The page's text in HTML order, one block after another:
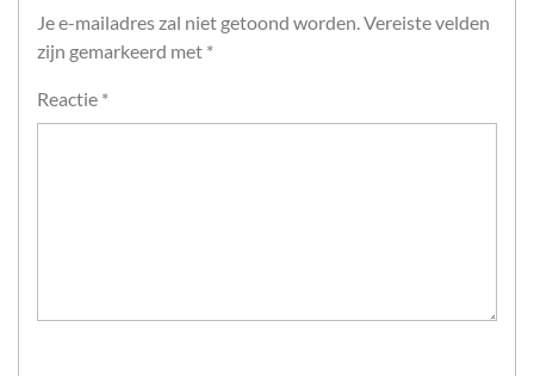
Je e-mailadres zal niet getoond worden.Vereiste velden
zijn gemarkeerd met *
Reactie *